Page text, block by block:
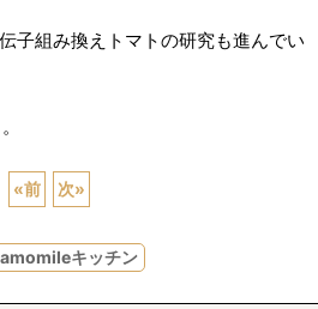
子組み換えトマトの研究も進んでい
«前 次»
キッチン